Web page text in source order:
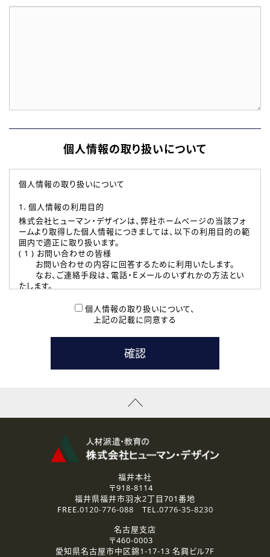
個人情報の取り扱いについて
個人情報の取り扱いについて
1. 個人情報の利用目的
株式会社ヒューマン・デザインは、弊社ホームページの当該フォ
ームより取得した個人情報につきましては、以下の利用目的の範
囲内で適正に取り扱います。
( 1 ) お問い合わせの皆様
お問い合わせの内容に回答するために利用いたします。
なお、ご連絡手段は、電話・Ｅメールのいずれかの方法とい
たします。
本登録に関するご連絡および本登録時の参考情報として利
たします。
( 3 ) スタッフ派遣を検討されている企業の皆様
お問い合わせの内容に回答するために利用いたします。
なお、ご連絡手段は、電話・Ｅメールのいずれかの方法とい
資料送付、受講相談に関するご連絡のために利用いたしま
その他、お問い合わせの内容に回答するために利用いたし
なお、ご連絡手段は、電話・Ｅメールのいずれかの方法とい
2.個人情報の第三者提供
ご提供いただいた個人情報は、法令等の規定に従う場合を除き、
3.個人情報の取り扱いの委託
弊社の定める個人情報保護の評価基準を満たした委託先に、個
個人情報の取り扱いについて、
上記の記載に同意する
福井本社
〒918-8114
福井県福井市羽水2丁目701番地
FREE.0120-776-088 TEL.0776-35-8230
名古屋支店
〒460-0003
愛知県名古屋市中区錦1-17-13 名興ビル7F